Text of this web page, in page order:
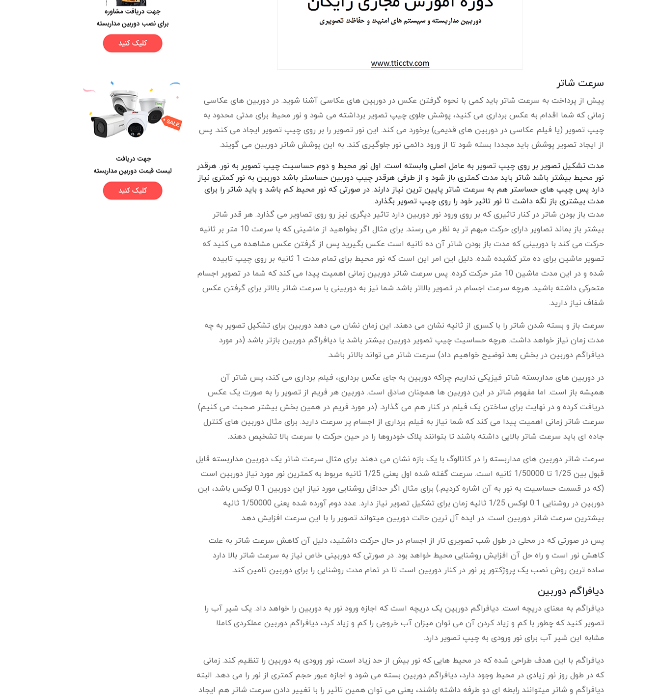
سرعت شاتر
پیش از پرداخت به سرعت شاتر باید کمی با نحوه گرفتن عکس در دوربین های عکاسی آشنا شوید. در دوربین های عکاسی
زمانی که شما اقدام به عکس برداری می کنید، پوشش جلوی چیپ تصویر برداشته می شود و نور محیط برای مدتی محدود به
چیپ تصویر (یا فیلم عکاسی در دوربین های قدیمی) برخورد می کند. این نور تصویر را بر روی چیپ تصویر ایجاد می کند. پس
از ایجاد تصویر پوشش باید مجددا بسته شود تا از ورود دائمی نور جلوگیری کند. به این پوشش شاتر دوربین می گویند.
مدت تشکیل تصویر بر روی چیپ تصویر به عامل اصلی وابسته است. اول نور محیط و دوم حساسیت چیپ تصویر به نور. هرقدر
نور محیط بیشتر باشد شاتر باید مدت کمتری باز شود و از طرفی هرقدر چیپ دوربین حساستر باشد دوربین به نور کمتری نیاز
دارد پس چیپ های حساستر هم به سرعت شاتر پایین ترین نیاز دارند. در صورتی که نور محیط کم باشد و باید شاتر را برای
مدت بیشتری باز نگه داشت تا نور تاثیر خود را روی چیپ تصویر بگذارد.
مدت باز بودن شاتر در کنار تاثیری که بر روی ورود نور دوربین دارد تاثیر دیگری نیز رو روی تصاویر می گذارد. هر قدر شاتر
بیشتر باز بماند تصاویر دارای حرکت مبهم تر به نظر می رسند. برای مثال اگر بخواهید از ماشینی که با سرعت 10 متر بر ثانیه
حرکت می کند با دوربینی که مدت باز بودن شاتر آن ده ثانیه است عکس بگیرید پس از گرفتن عکس مشاهده می کنید که
تصویر ماشین برای ده متر کشیده شده. دلیل این امر این است که نور محیط برای تمام مدت 1 ثانیه بر روی چیپ تابیده
شده و در این مدت ماشین 10 متر حرکت کرده. پس سرعت شاتر دوربین زمانی اهمیت پیدا می کند که شما در تصویر اجسام
متحرکی داشته باشید. هرچه سرعت اجسام در تصویر بالاتر باشد شما نیز به دوربینی با سرعت شاتر بالاتر برای گرفتن عکس
شفاف نیاز دارید.
سرعت باز و بسته شدن شاتر را با کسری از ثانیه نشان می دهند. این زمان نشان می دهد دوربین برای تشکیل تصویر به چه
مدت زمان نیاز خواهد داشت. هرچه حساسیت چیپ تصویر دوربین بیشتر باشد یا دیافراگم دوربین بازتر باشد (در مورد
دیافراگم دوربین در بخش بعد توضیح خواهیم داد) سرعت شاتر می تواند بالاتر باشد.
در دوربین های مداربسته شاتر فیزیکی نداریم چراکه دوربین به جای عکس برداری، فیلم برداری می کند، پس شاتر آن
همیشه باز است. اما مفهوم شاتر در این دوربین ها همچنان صادق است. دوربین هر فریم از تصویر را به صورت یک عکس
دریافت کرده و در نهایت برای ساختن یک فیلم در کنار هم می گذارد. (در مورد فریم در همین بخش بیشتر صحبت می کنیم)
سرعت شاتر زمانی اهمیت پیدا می کند که شما نیاز به فیلم برداری از اجسام پر سرعت دارید. برای مثال دوربین های کنترل
جاده ای باید سرعت شاتر بالایی داشته باشند تا بتوانند پلاک خودروها را در حین حرکت با سرعت بالا تشخیص دهند.
سرعت شاتر دوربین های مداربسته را در کاتالوگ با یک بازه نشان می دهند. برای مثال سرعت شاتر یک دوربین مداربسته قابل
قبول بین 1/25 تا 1/50000 ثانیه است. سرعت گفته شده اول یعنی 1/25 ثانیه مربوط به کمترین نور مورد نیاز دوربین است
(که در قسمت حساسیت به نور به آن اشاره کردیم.) برای مثال اگر حداقل روشنایی مورد نیاز این دوربین 0.1 لوکس باشد، این
دوربین در روشنایی 0.1 لوکس 1/25 ثانیه زمان برای تشکیل تصویر نیاز دارد. عدد دوم آورده شده یعنی 1/50000 ثانیه
بیشترین سرعت شاتر دوربین است. در ایده آل ترین حالت دوربین میتواند تصویر را با این سرعت افزایش دهد.
پس در صورتی که در محلی در طول شب تصویری تار از اجسام در حال حرکت داشتید، دلیل آن کاهش سرعت شاتر به علت
کاهش نور است و راه حل آن افزایش روشنایی محیط خواهد بود. در صورتی که دوربینی خاص نیاز به سرعت شاتر بالا دارد
ساده ترین روش نصب یک پروژکتور پر نور در کنار دوربین است تا در تمام مدت روشنایی را برای دوربین تامین کند.
دیافراگم دوربین
دیافراگم به معنای دریچه است. دیافراگم دوربین یک دریچه است که اجازه ورود نور به دوربین را خواهد داد. یک شیر آب را
تصویر کنید که چطور با کم و زیاد کردن آن می توان میزان آب خروجی را کم و زیاد کرد، دیافراگم دوربین عملکردی کاملا
مشابه این شیر آب برای نور ورودی به چیپ تصویر دارد.
دیافراگم با این هدف طراحی شده که در محیط هایی که نور بیش از حد زیاد است، نور ورودی به دوربین را تنظیم کند. زمانی
که در طول روز نور زیادی در محیط وجود دارد، دیافراگم دوربین بسته می شود و اجازه عبور حجم کمتری از نور را می دهد. البته
دیافراگم و شاتر میتوانند رابطه ای دو طرفه داشته باشند، یعنی می توان همین تاثیر را با تغییر دادن سرعت شاتر هم ایجاد